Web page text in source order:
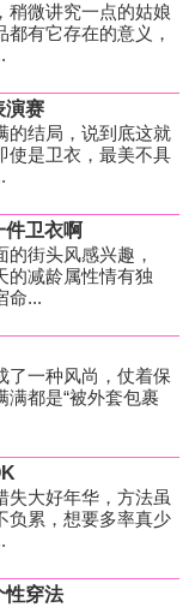
稍微讲究一点的姑娘
有它存在的意义，
演赛
的结局，说到底这就
使是卫衣，最美不具
件卫衣啊
街头风感兴趣，
的减龄属性情有独
命...
了一种风尚，仗着保
满都是“被外套包裹
失大好年华，方法虽
负累，想要多率真少
性穿法